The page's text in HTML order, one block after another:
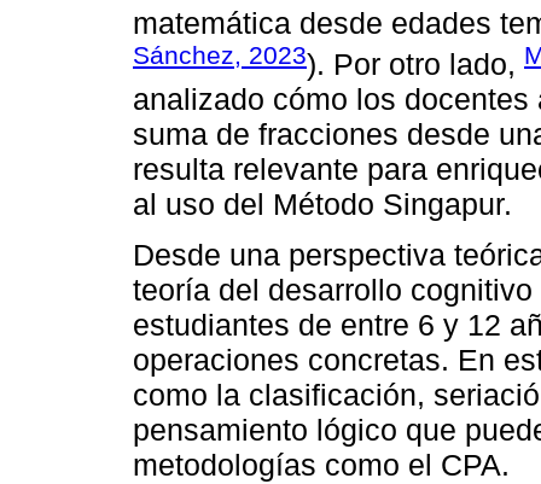
matemática desde edades
Sánchez, 2023). Por otro lado,
analizado cómo los
suma de fracciones desde
resulta relevante para
al uso del Método Singapur.
Desde una perspectiva
teoría del desarrollo
estudiantes de entre 6 y 12
operaciones concretas. En
como la clasificación,
pensamiento lógico que
metodologías como el CPA.